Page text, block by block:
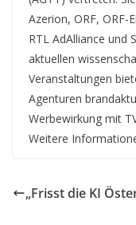
Azerion, ORF, ORF-
RTL AdAlliance und
aktuellen
Veranstaltungen
Agenturen
Werbewirkung mit
Weitere
„Frisst die KI